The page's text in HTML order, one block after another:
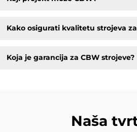
Kako osigurati kvalitetu strojeva
Koja je garancija za CBW strojeve?
Naša